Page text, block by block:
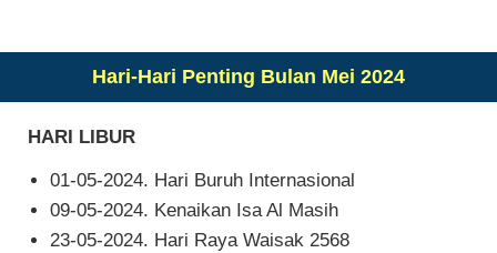
Hari-Hari Penting Bulan Mei 2024
HARI LIBUR
01-05-2024. Hari Buruh Internasional
09-05-2024. Kenaikan Isa Al Masih
23-05-2024. Hari Raya Waisak 2568